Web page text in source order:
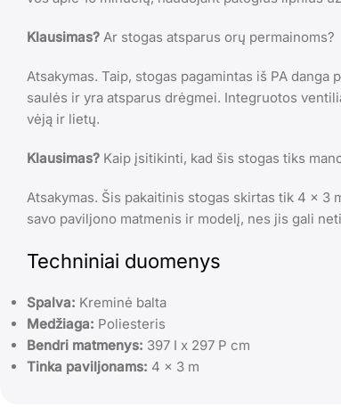
Klausimas? Ar stogas atsparus orų permainoms?
Atsakymas. Taip, stogas pagamintas iš PA
saulės ir yra atsparus drėgmei. Integruotos
vėją ir lietų.
Klausimas? Kaip įsitikinti, kad šis stogas tiks
Atsakymas. Šis pakaitinis stogas skirtas tik 4 x
savo paviljono matmenis ir modelį, nes jis gali
Techniniai duomenys
Spalva: Kreminė balta
Medžiaga: Poliesteris
Bendri matmenys: 397 I x 297 P cm
Tinka paviljonams: 4 x 3 m